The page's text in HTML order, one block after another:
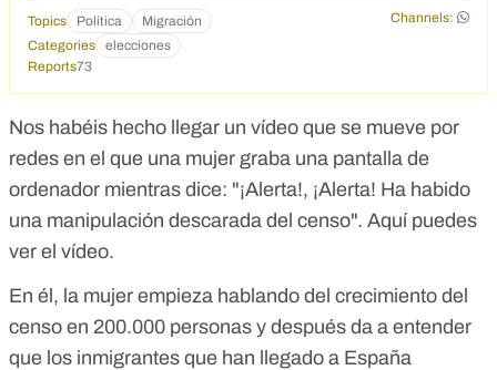
Topics Política Migración
Channels:
Categories
elecciones
Reports73
Nos habéis hecho llegar un vídeo que se mueve por
redes en el que una mujer graba una pantalla de
ordenador mientras dice: "¡Alerta!, ¡Alerta! Ha habido
una manipulación descarada del censo". Aquí puedes
ver el vídeo.
En él, la mujer empieza hablando del crecimiento del
censo en 200.000 personas y después da a entender
que los inmigrantes que han llegado a España